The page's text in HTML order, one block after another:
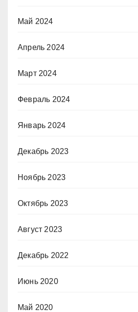
Май 2024
Апрель 2024
Март 2024
Февраль 2024
Январь 2024
Декабрь 2023
Ноябрь 2023
Октябрь 2023
Август 2023
Декабрь 2022
Июнь 2020
Май 2020